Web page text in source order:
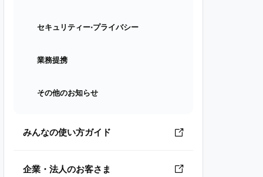
セキュリティー⋅プライバシー
業務提携
その他のお知らせ
みんなの使い方ガイド
企業・法人のお客さま